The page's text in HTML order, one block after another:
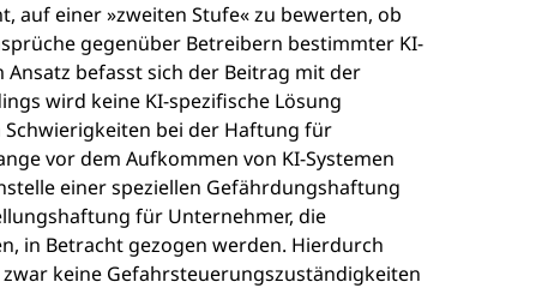
auf einer »zweiten Stufe« zu bewerten, ob
gegenüber Betreibern bestimmter KI-
Ansatz befasst sich der Beitrag mit der
wird keine KI-spezifische Lösung
Schwierigkeiten bei der Haftung für
vor dem Aufkommen von KI-Systemen
einer speziellen Gefährdungshaftung
für Unternehmer, die
in Betracht gezogen werden. Hierdurch
keine Gefahrsteuerungszuständigkeiten